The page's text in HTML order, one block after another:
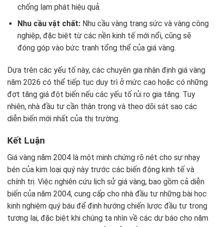
chống lạm phát hiệu quả.
Nhu cầu vật chất:Nhu cầu vàng trang sức và vàng công
nghiệp, đặc biệt từ các nền kinh tế mới nổi, cũng sẽ
đóng góp vào bức tranh tổng thể của giá vàng.
Dựa trên các yếu tố này, các chuyên gia nhận định giá vàng
năm 2026 có thể tiếp tục duy trì ở mức cao hoặc có những
đợt tăng giá đột biến nếu các yếu tố rủi ro gia tăng. Tuy
nhiên, nhà đầu tư cần thận trọng và theo dõi sát sao các
diễn biến mới nhất của thị trường.
Kết Luận
Giá vàng năm 2004 là một minh chứng rõ nét cho sự nhạy
bén của kim loại quý này trước các biến động kinh tế và
chính trị. Việc nghiên cứu lịch sử giá vàng, bao gồm cả diễn
biến của năm 2004, cung cấp cho nhà đầu tư những bài học
kinh nghiệm quý báu để định hướng chiến lược đầu tư trong
tương lai, đặc biệt khi chúng ta nhìn về các dự báo cho năm